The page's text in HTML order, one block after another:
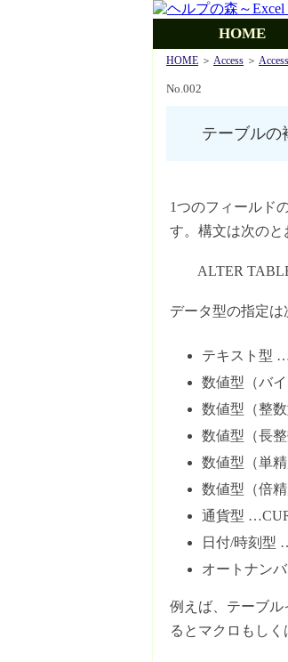
HOME
HOME ＞ Access ＞
No.002
テーブルの
1つのフィールド
す。構文は次のと
ALTER TABLE
データ型の指定は
テキスト型
数値型（バ
数値型（整
数値型（長
数値型（単
数値型（倍
通貨型
日付/時刻型
オートナン
例えば、テーブ
るとマクロもしく